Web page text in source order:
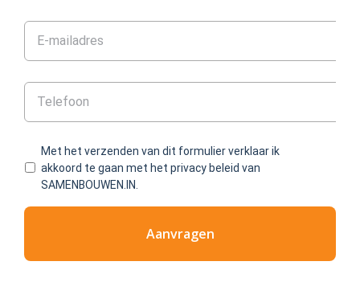
Met het verzenden van dit formulier verklaar ik
akkoord te gaan met het privacy beleid van
SAMENBOUWEN.IN.